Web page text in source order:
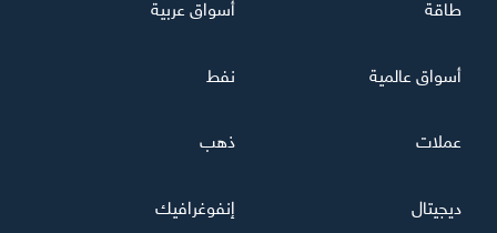
أسواق عالمية نفط
عملات ذهب
ديجيتال إنفوغرافيك